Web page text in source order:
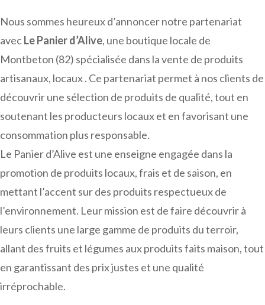
Nous sommes heureux d’annoncer notre partenariat
avecLe Panier d’Alive, une boutique locale de
Montbeton (82) spécialisée dans la vente de produits
artisanaux, locaux . Ce partenariat permet à nos clients de
découvrir une sélection de produits de qualité, tout en
soutenant les producteurs locaux et en favorisant une
consommation plus responsable.
Le Panier d’Alive est une enseigne engagée dans la
promotion de produits locaux, frais et de saison, en
mettant l’accent sur des produits respectueux de
l’environnement. Leur mission est de faire découvrir à
leurs clients une large gamme de produits du terroir,
allant des fruits et légumes aux produits faits maison, tout
en garantissant des prix justes et une qualité
irréprochable.